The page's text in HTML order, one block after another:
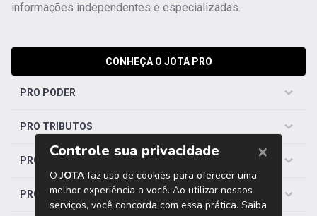
informações independentes e especializadas.
CONHEÇA O JOTA PRO
PRO PODER
PRO TRIBUTOS
PRO TRABALHISTA
PRO SAÚDE